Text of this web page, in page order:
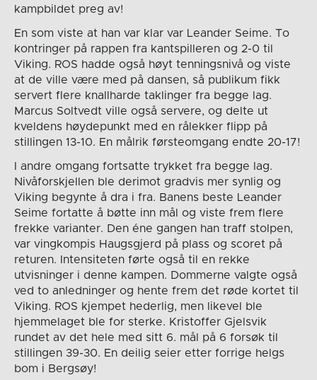
kampbildet preg av!
En som viste at han var klar var Leander Seime. To
kontringer på rappen fra kantspilleren og 2-0 til
Viking. ROS hadde også høyt tenningsnivå og viste
at de ville være med på dansen, så publikum fikk
servert flere knallharde taklinger fra begge lag.
Marcus Soltvedt ville også servere, og delte ut
kveldens høydepunkt med en rålekker flipp på
stillingen 13-10. En målrik førsteomgang endte 20-17!
I andre omgang fortsatte trykket fra begge lag.
Nivåforskjellen ble derimot gradvis mer synlig og
Viking begynte å dra i fra. Banens beste Leander
Seime fortatte å bøtte inn mål og viste frem flere
frekke varianter. Den éne gangen han traff stolpen,
var vingkompis Haugsgjerd på plass og scoret på
returen. Intensiteten førte også til en rekke
utvisninger i denne kampen. Dommerne valgte også
ved to anledninger og hente frem det røde kortet til
Viking. ROS kjempet hederlig, men likevel ble
hjemmelaget ble for sterke. Kristoffer Gjelsvik
rundet av det hele med sitt 6. mål på 6 forsøk til
stillingen 39-30. En deilig seier etter forrige helgs
bom i Bergsøy!